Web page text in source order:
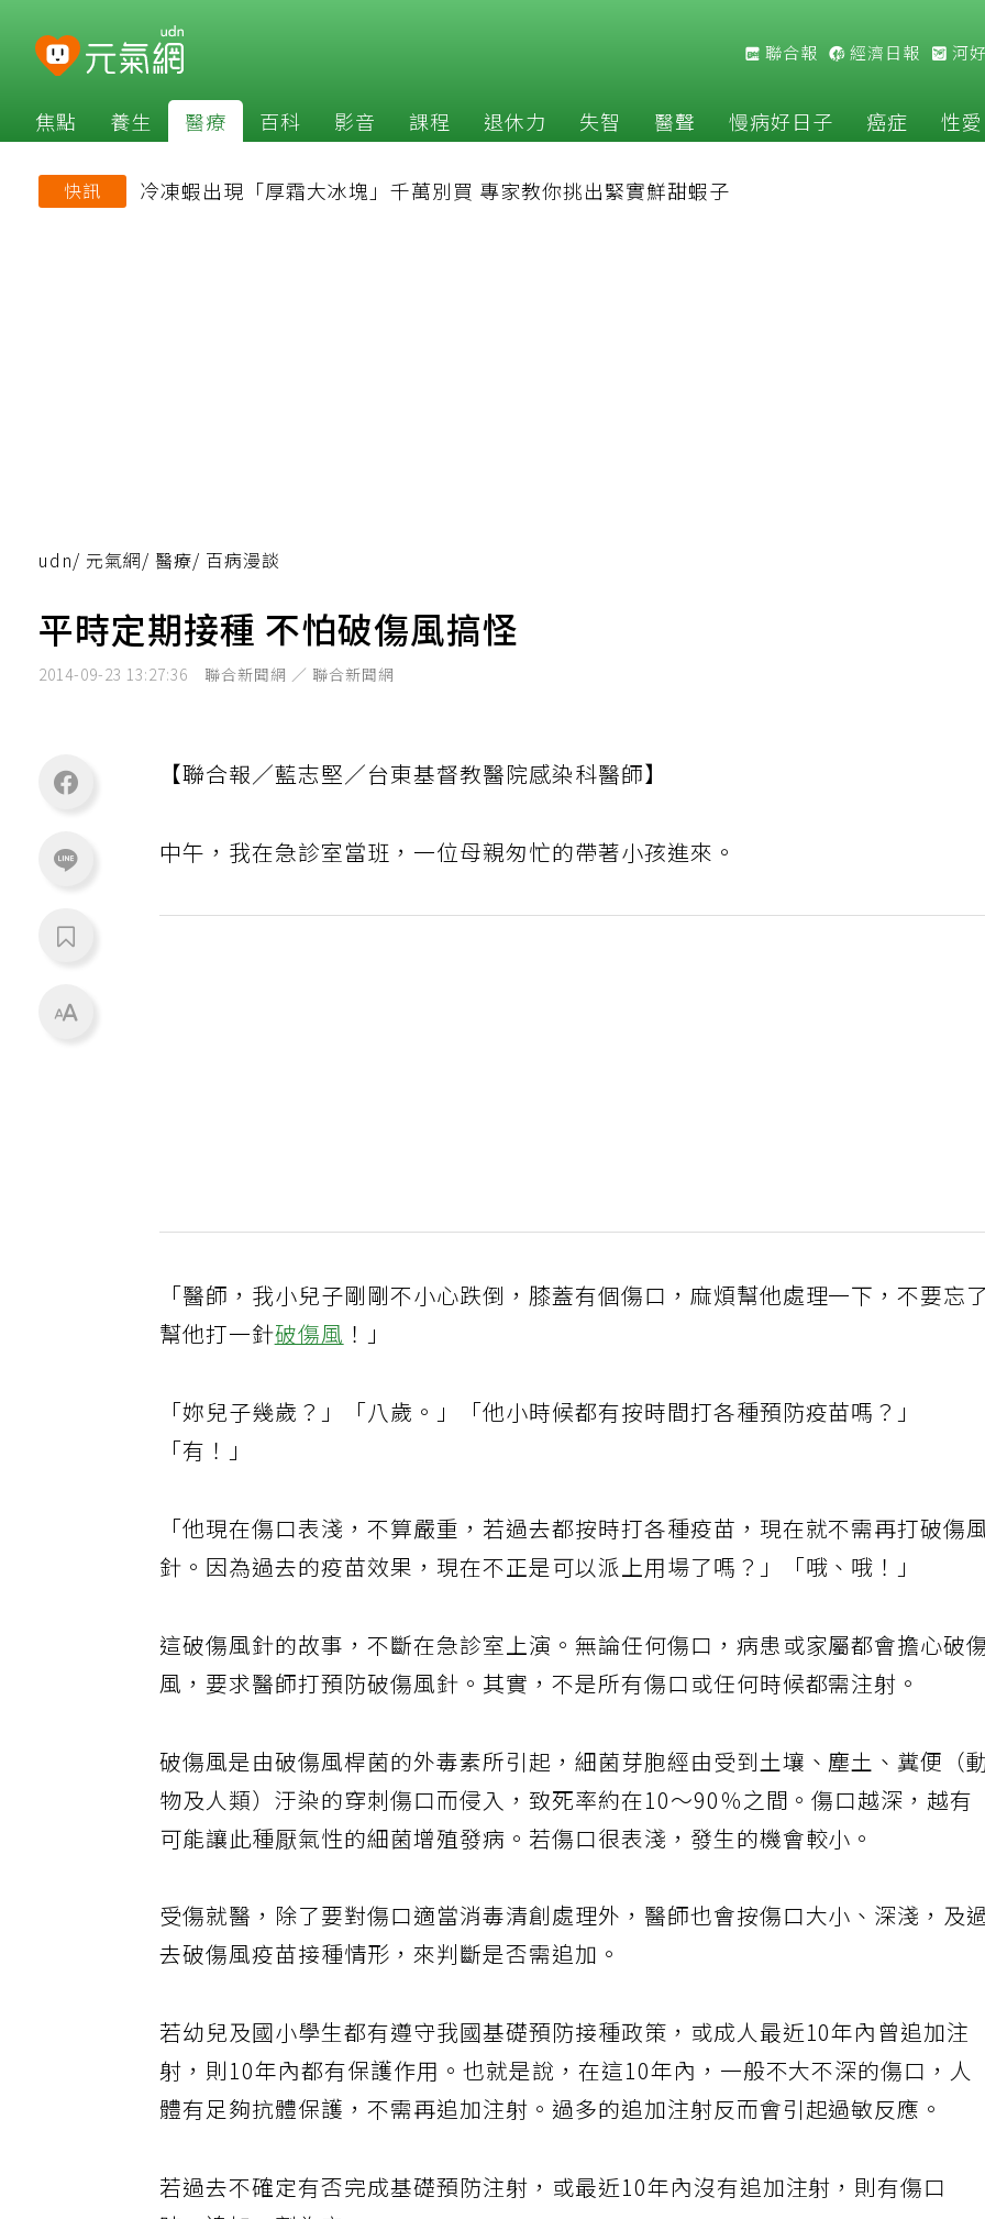
聯合報 經濟日報 河
焦點 養生 醫療 百科 影音 課程 退休力 失智 醫聲 慢病好日子 癌症 性愛
快訊 冷凍蝦出現「厚霜大冰塊」千萬別買 專家教你挑出緊實鮮甜蝦子
udn/ 元氣網/ 醫療/ 百病漫談
平時定期接種 不怕破傷風搞怪
2014-09-23 13:27:36 聯合新聞網 ／ 聯合新聞網
【聯合報／藍志堅／台東基督教醫院感染科醫師】
中午，我在急診室當班，一位母親匆忙的帶著小孩進來。
「醫師，我小兒子剛剛不小心跌倒，膝蓋有個傷口，麻煩幫他處理一下，不要忘了
幫他打一針破傷風 ！」
「妳兒子幾歲？」「八歲。」「他小時候都有按時間打各種預防疫苗嗎？」
「有！」
「他現在傷口表淺，不算嚴重，若過去都按時打各種疫苗，現在就不需再打破傷
針。因為過去的疫苗效果，現在不正是可以派上用場了嗎？」「哦、哦！」
這破傷風針的故事，不斷在急診室上演。無論任何傷口，病患或家屬都會擔心破
風，要求醫師打預防破傷風針。其實，不是所有傷口或任何時候都需注射。
破傷風是由破傷風桿菌的外毒素所引起，細菌芽胞經由受到土壤、塵土、糞便（
物及人類）汙染的穿刺傷口而侵入，致死率約在10～90％之間。傷口越深，越有
可能讓此種厭氣性的細菌增殖發病。若傷口很表淺，發生的機會較小。
受傷就醫，除了要對傷口適當消毒清創處理外，醫師也會按傷口大小、深淺，及
去破傷風疫苗接種情形，來判斷是否需追加。
若幼兒及國小學生都有遵守我國基礎預防接種政策，或成人最近10年內曾追加注
射，則10年內都有保護作用。也就是說，在這10年內，一般不大不深的傷口，人
體有足夠抗體保護，不需再追加注射。過多的追加注射反而會引起過敏反應。
若過去不確定有否完成基礎預防注射，或最近10年內沒有追加注射，則有傷口